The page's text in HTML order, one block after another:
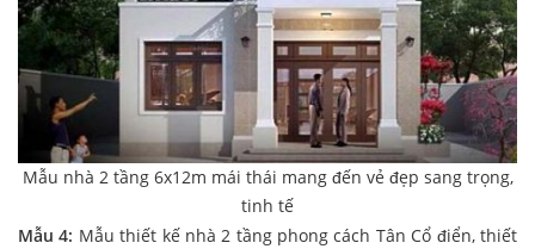
Mẫu nhà 2 tầng 6x12m mái thái mang đến vẻ đẹp sang trọng,
tinh tế
Mẫu 4: Mẫu thiết kế nhà 2 tầng phong cách Tân Cổ điển, thiết